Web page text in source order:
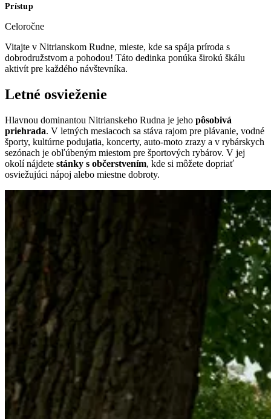
Prístup
Celoročne
Vitajte v Nitrianskom Rudne, mieste, kde sa spája príroda s
dobrodružstvom a pohodou! Táto dedinka ponúka širokú škálu
aktivít pre každého návštevníka.
Letné osvieženie
Hlavnou dominantou Nitrianskeho Rudna je jeho pôsobivá
priehrada. V letných mesiacoch sa stáva rajom pre plávanie, vodné
športy, kultúrne podujatia, koncerty, auto-moto zrazy a v rybárskych
sezónach je obľúbeným miestom pre športových rybárov. V jej
okolí nájdete stánky s občerstvením, kde si môžete dopriať
osviežujúci nápoj alebo miestne dobroty.